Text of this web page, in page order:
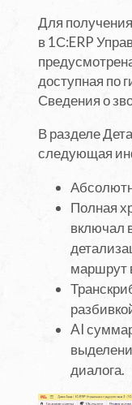
Для
в 1С:ERP
доступная по
Сведения о
В разделе
следующая
Полная
включал
маршрут
AI
диалога.